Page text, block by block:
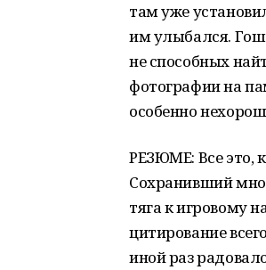
там уже
им улыбался.
не способных
фотографии на
особенно
РЕЗЮМЕ: Все это,
Сохранивший
тяга к игровому
цитирование
иной раз